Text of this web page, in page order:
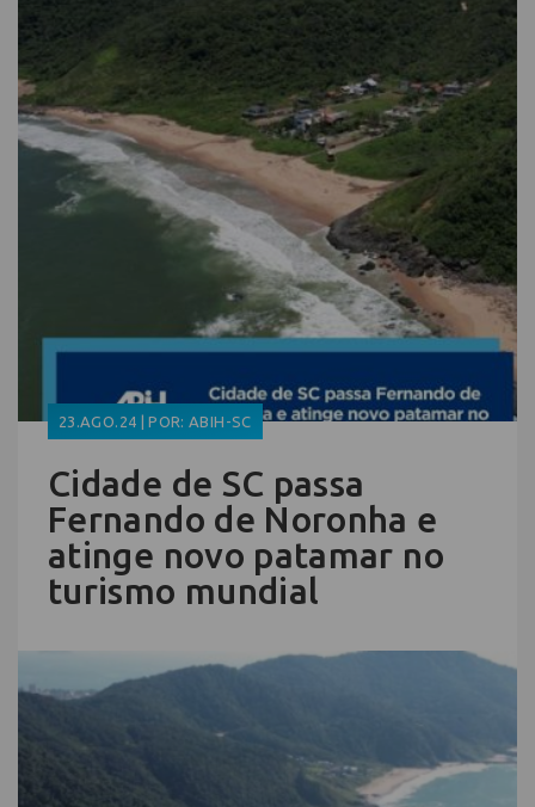
23.AGO.24 | POR: ABIH-SC
Cidade de SC passa
Fernando de Noronha e
atinge novo patamar no
turismo mundial